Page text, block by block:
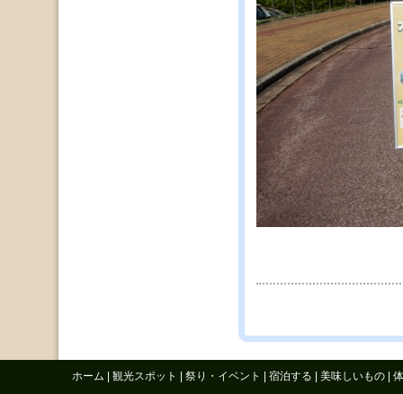
ホーム 観光スポット 祭り・イベント 宿泊する 美味しいもの